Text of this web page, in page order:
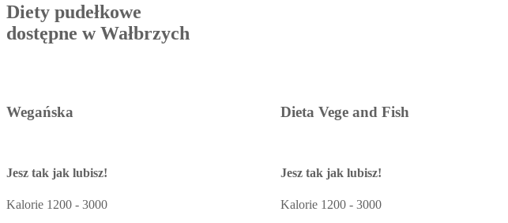
Diety pudełkowe
dostępne w Wałbrzych
Wegańska
Jesz tak jak lubisz!
Kalorie 1200 - 3000
Dieta Vege and Fish
Jesz tak jak lubisz!
Kalorie 1200 - 3000